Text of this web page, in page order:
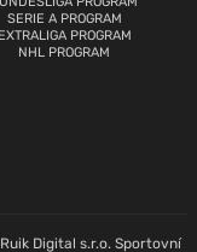
SERIE A PROGRAM
EXTRALIGA PROGRAM
NHL PROGRAM
Digital s.r.o. Sportovní